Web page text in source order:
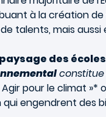
à la création de
talents, mais
des
constitue
Agir pour le climat »*
qui engendrent des